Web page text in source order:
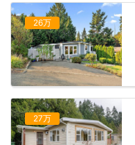
26万
27万